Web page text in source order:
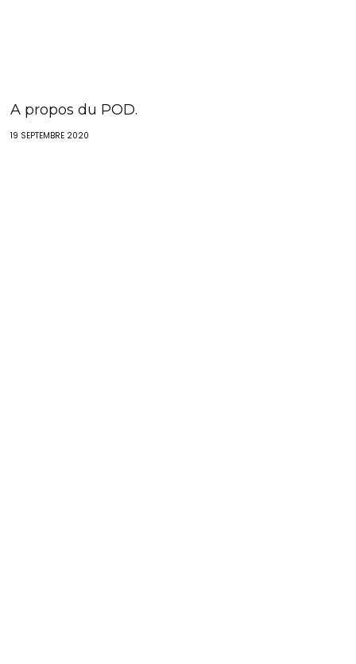
A propos du POD.
19 SEPTEMBRE 2020